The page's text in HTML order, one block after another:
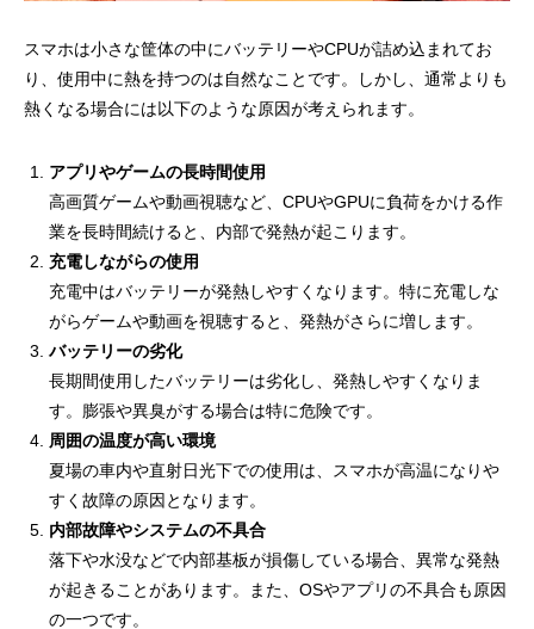
スマホは小さな筐体の中にバッテリーやCPUが詰め込まれてお
り、使用中に熱を持つのは自然なことです。しかし、通常よりも
熱くなる場合には以下のような原因が考えられます。
アプリやゲームの長時間使用
高画質ゲームや動画視聴など、CPUやGPUに負荷をかける作
業を長時間続けると、内部で発熱が起こります。
充電しながらの使用
充電中はバッテリーが発熱しやすくなります。特に充電しな
がらゲームや動画を視聴すると、発熱がさらに増します。
バッテリーの劣化
長期間使用したバッテリーは劣化し、発熱しやすくなりま
す。膨張や異臭がする場合は特に危険です。
周囲の温度が高い環境
夏場の車内や直射日光下での使用は、スマホが高温になりや
すく故障の原因となります。
内部故障やシステムの不具合
落下や水没などで内部基板が損傷している場合、異常な発熱
が起きることがあります。また、OSやアプリの不具合も原因
の一つです。